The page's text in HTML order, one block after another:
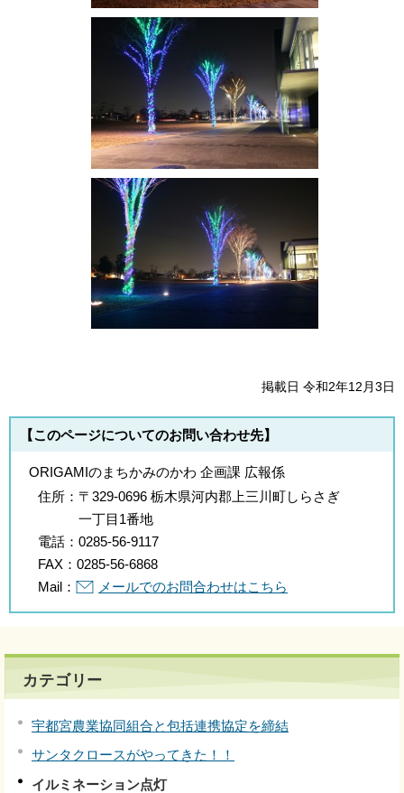
掲載日 令和2年12月3日
【このページについてのお問い合わせ先】
ORIGAMIのまちかみのかわ 企画課 広報係
住所： 〒329-0696 栃木県河内郡上三川町しらさぎ
一丁目1番地
電話： 0285-56-9117
FAX： 0285-56-6868
Mail：
メールでのお問合わせはこちら
カテゴリー
宇都宮農業協同組合と包括連携協定を締結
サンタクロースがやってきた！！
イルミネーション点灯